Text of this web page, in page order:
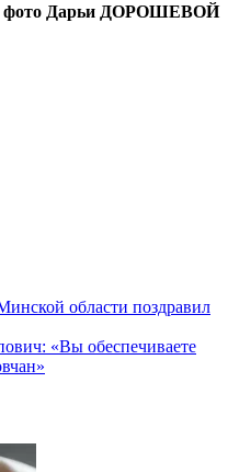
Дарьи ДОРОШЕВОЙ
области поздравил
«Вы обеспечиваете